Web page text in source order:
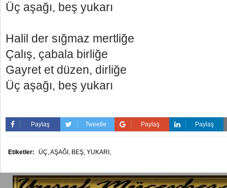
Üç aşağı, beş yukarı
Halil der sığmaz mertliğe
Çalış, çabala birliğe
Gayret et düzen, dirliğe
Üç aşağı, beş yukarı
Paylaş Tweetle Paylaş Paylaş
Etiketler: ÜÇ,AŞAĞI, BEŞ, YUKARI,